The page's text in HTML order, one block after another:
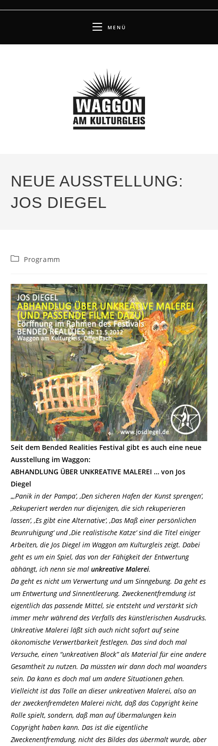
MENÜ
NEUE AUSSTELLUNG:
JOS DIEGEL
Beitrags-
Programm
Seit dem Bended Realities Festival gibt es auch eine neue
Ausstellung im Waggon:
ABHANDLUNG ÜBER UNKREATIVE MALEREI … von Jos
Diegel
„‚Panik in der Pampa‘, ‚Den sicheren Hafen der Kunst sprengen‘,
‚Rekuperiert werden nur diejenigen, die sich rekuperieren
lassen‘, ‚Es gibt eine Alternative‘, ‚Das Maß einer persönlichen
Beunruhigung‘ und ‚Die realistische Katze‘ sind die Titel einiger
Arbeiten, die Jos Diegel im Waggon am Kulturgleis zeigt. Dabei
geht es um ein Spiel, das von der Fähigkeit der Entwertung
abhängt, ich nenn sie malunkreative Malerei.
Da geht es nicht um Verwertung und um Sinngebung. Da geht es
um Entwertung und Sinnentleerung. Zweckenentfremdung ist
eigentlich das passende Mittel, sie entsteht und verstärkt sich
immer mehr während des Verfalls des künstlerischen Ausdrucks.
Unkreative Malerei läßt sich auch nicht sofort auf seine
ökonomische Verwertbarkeit festlegen. Das sind doch mal
Versuche, einen “unkreativen Block” als Material für eine andere
Gesamtheit zu nutzen. Da müssten wir dann doch mal woanders
sein. Da kann es doch mal um andere Situationen gehen.
Vielleicht ist das Tolle an dieser unkreativen Malerei, also an
der zweckenfremdeten Malerei nicht, daß das Copyright keine
Rolle spielt, sondern, daß man auf Übermalungen kein
Copyright haben kann. Das ist die eigentliche
Zweckenentfremdung, nicht des Bildes das übermalt wurde, aber